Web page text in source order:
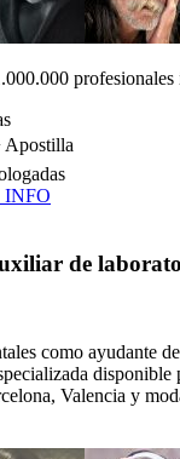
profesionales
Apostilla
INFO
de
como ayudante
disponible
Valencia y